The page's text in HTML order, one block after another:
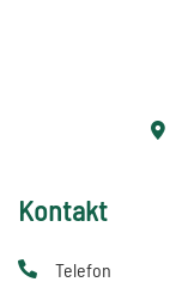
Kontakt
Telefon